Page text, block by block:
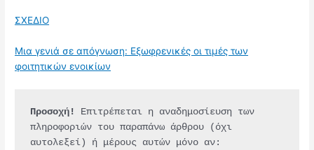
ΣΧΕΔΙΟ
Μια γενιά σε απόγνωση: Εξωφρενικές οι τιμές των
φοιτητικών ενοικίων
Προσοχή!
Επιτρέπεται η αναδημοσίευση των
πληροφοριών του παραπάνω άρθρου (όχι
αυτολεξεί) ή μέρους αυτών μόνο αν: